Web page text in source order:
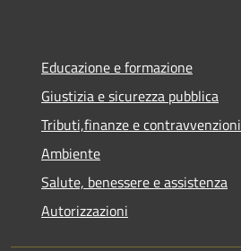
Educazione e formazione
Giustizia e sicurezza pubblica
Tributi,finanze e contravvenzioni
Ambiente
Salute, benessere e assistenza
Autorizzazioni